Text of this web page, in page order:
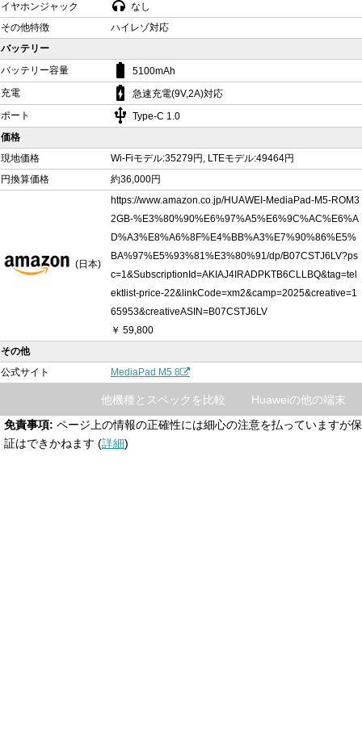
イヤホンジャック
なし
その他特徴
ハイレゾ対応
バッテリー
バッテリー容量
battery_std
5100mAh
充電
battery_charging_full
急速充電(9V,2A)対応
ポート
usb Type-C 1.0
価格
現地価格
Wi-Fiモデル:35279円, LTEモデル:49464円
円換算価格
約36,000円
(日本)
https://www.amazon.co.jp/HUAWEI-MediaPad-M5-ROM3
2GB-%E3%80%90%E6%97%A5%E6%9C%AC%E6%A
D%A3%E8%A6%8F%E4%BB%A3%E7%90%86%E5%
BA%97%E5%93%81%E3%80%91/dp/B07CSTJ6LV?ps
c=1&SubscriptionId=AKIAJ4IRADPKTB6CLLBQ&tag=tel
ektlist-price-22&linkCode=xm2&camp=2025&creative=1
65953&creativeASIN=B07CSTJ6LV
￥ 59,800
その他
公式サイト
MediaPad M5 8
Huaweiの他の端末
他機種とスペックを比較
免責事項: ページ上の情報の正確性には細心の注意を払っていますが保
証はできかねます (詳細)